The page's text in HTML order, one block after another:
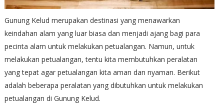
Gunung Kelud merupakan destinasi yang menawarkan
keindahan alam yang luar biasa dan menjadi ajang bagi para
pecinta alam untuk melakukan petualangan. Namun, untuk
melakukan petualangan, tentu kita membutuhkan peralatan
yang tepat agar petualangan kita aman dan nyaman. Berikut
adalah beberapa peralatan yang dibutuhkan untuk melakukan
petualangan di Gunung Kelud.